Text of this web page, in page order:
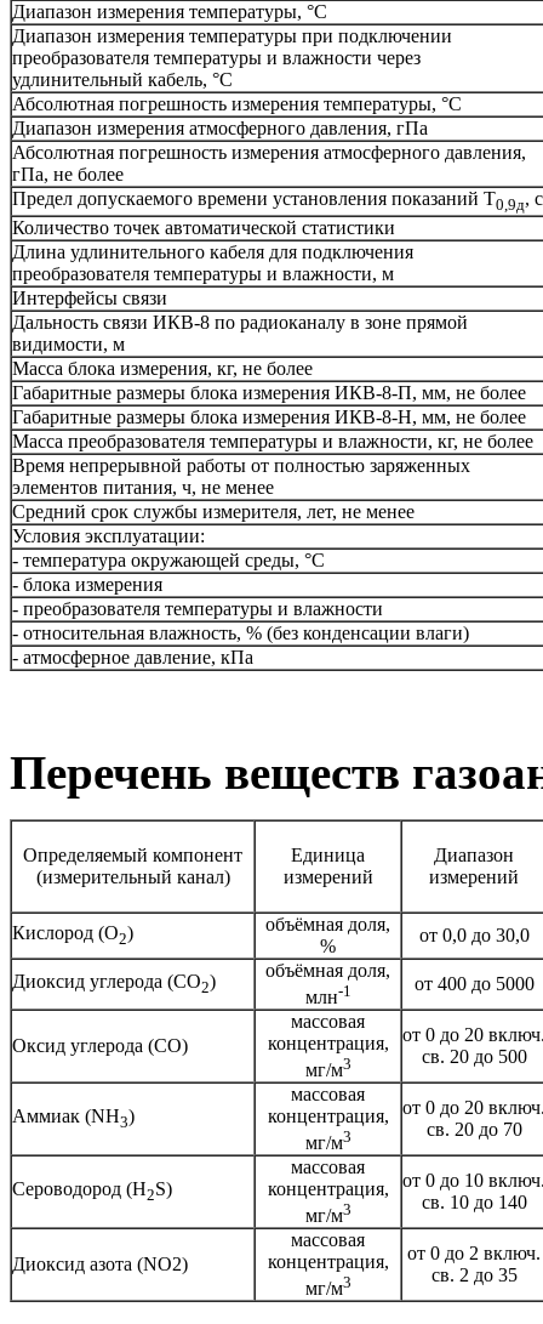
Диапазон измерения температуры, °С
Диапазон измерения температуры при подключении
преобразователя температуры и влажности через
удлинительный кабель, °С
Абсолютная погрешность измерения температуры, °С
Диапазон измерения атмосферного давления, гПа
Абсолютная погрешность измерения атмосферного давления,
гПа, не более
Предел допускаемого времени установления показаний Т0,9д, с
Количество точек автоматической статистики
Длина удлинительного кабеля для подключения
преобразователя температуры и влажности, м
Интерфейсы связи
Дальность связи ИКВ-8 по радиоканалу в зоне прямой
видимости, м
Масса блока измерения, кг, не более
Габаритные размеры блока измерения ИКВ-8-П, мм, не более
Габаритные размеры блока измерения ИКВ-8-Н, мм, не более
Масса преобразователя температуры и влажности, кг, не более
Время непрерывной работы от полностью заряженных
элементов питания, ч, не менее
Средний срок службы измерителя, лет, не менее
Условия эксплуатации:
- температура окружающей среды, °С
- блока измерения
- преобразователя температуры и влажности
- относительная влажность, % (без конденсации влаги)
- атмосферное давление, кПа
Перечень веществ
Определяемый компонент
(измерительный канал)
Единица
измерений
Диапазон
измерений
Кислород (O2)
объёмная доля,
%
от 0,0 до 30,0
Диоксид углерода (CO2)
объёмная доля,
млн-1 от 400 до 5000
Оксид углерода (CO)
массовая
концентрация,
мг/м3
от 0 до 20
св. 20 до 500
Аммиак (NH3)
массовая
концентрация,
мг/м3
от 0 до 20
св. 20 до 70
Сероводород (H2S)
массовая
концентрация,
мг/м3
от 0 до 10
св. 10 до 140
Диоксид азота (NO2)
массовая
концентрация,
мг/м3
от 0 до 2 включ.
св. 2 до 35